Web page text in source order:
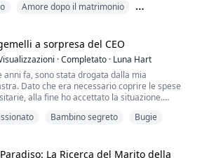
sono più aggrappata a questa relazione e ho
pazzo di gelosia.
contro il muro, ha schiacciato le sue
mie e mi ha presa co...
Amore dopo il matrimonio
a sorpresa del CEO
·Completato · Luna Hart
anni fa, sono stata drogata dalla mia
Dato che era necessario coprire le spese
alla fine ho accettato la situazione.
ruvide che sfioravano le mie cosce interne,
impazzire il mio battito car...
Bambino segreto Bugie
La Ricerca del Marito della